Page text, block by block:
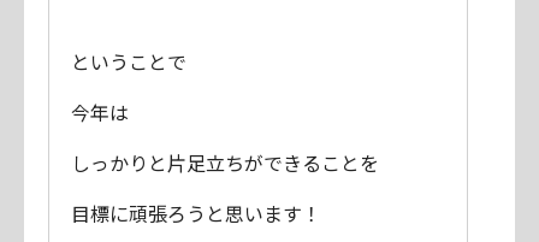
ということで
今年は
しっかりと片足立ちができることを
目標に頑張ろうと思います！